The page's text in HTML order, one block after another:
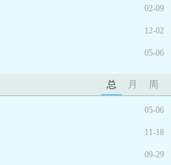
02-09
12-02
05-06
总 月 周
05-06
11-18
09-29